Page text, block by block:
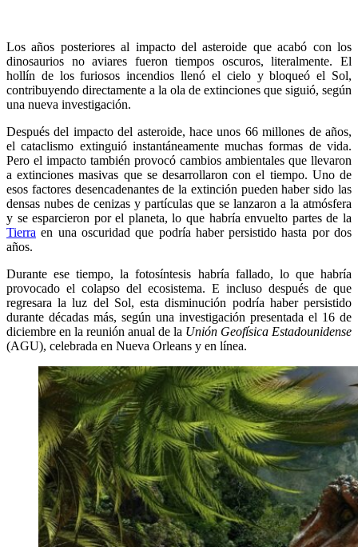
Los años posteriores al impacto del asteroide que acabó con los
dinosaurios no aviares fueron tiempos oscuros, literalmente. El
hollín de los furiosos incendios llenó el cielo y bloqueó el Sol,
contribuyendo directamente a la ola de extinciones que siguió, según
una nueva investigación.
Después del impacto del asteroide, hace unos 66 millones de años,
el cataclismo extinguió instantáneamente muchas formas de vida.
Pero el impacto también provocó cambios ambientales que llevaron
a extinciones masivas que se desarrollaron con el tiempo. Uno de
esos factores desencadenantes de la extinción pueden haber sido las
densas nubes de cenizas y partículas que se lanzaron a la atmósfera
y se esparcieron por el planeta, lo que habría envuelto partes de la
Tierra en una oscuridad que podría haber persistido hasta por dos
años.
Durante ese tiempo, la fotosíntesis habría fallado, lo que habría
provocado el colapso del ecosistema. E incluso después de que
regresara la luz del Sol, esta disminución podría haber persistido
durante décadas más, según una investigación presentada el 16 de
diciembre en la reunión anual de la Unión Geofísica Estadounidense
(AGU), celebrada en Nueva Orleans y en línea.